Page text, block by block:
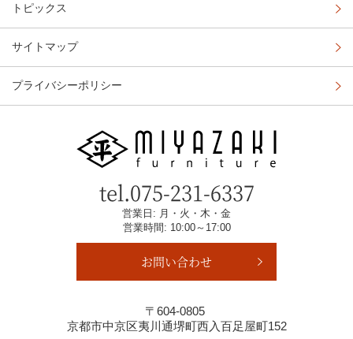
トピックス
サイトマップ
プライバシーポリシー
tel.075-231-6337
営業日: 月・火・木・金
営業時間: 10:00～17:00
お問い合わせ
〒604-0805
京都市中京区夷川通堺町西入百足屋町152